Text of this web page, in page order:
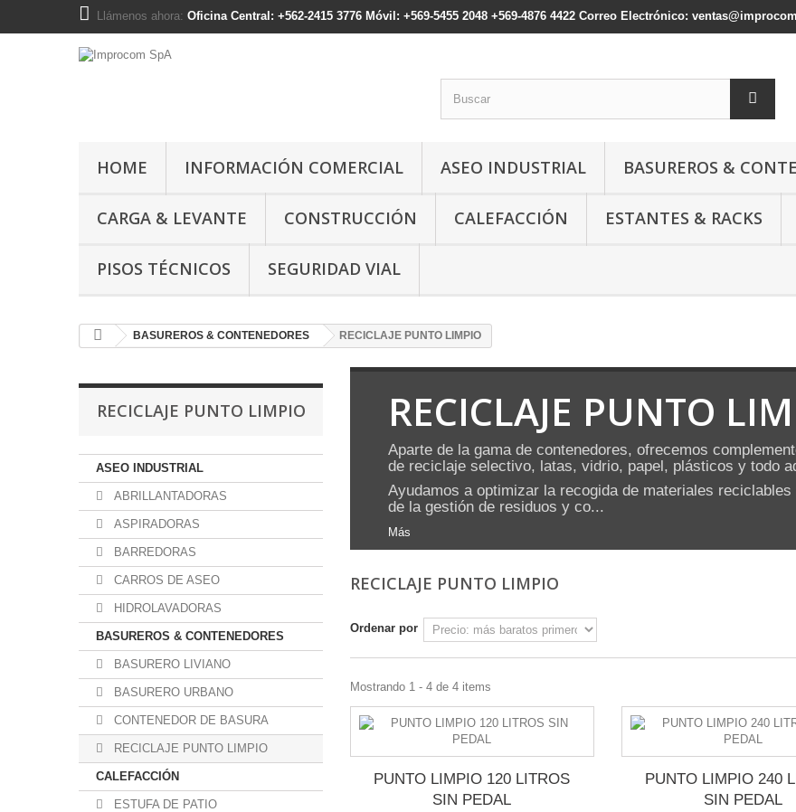
Llámenos ahora: Oficina Central: +562-2415 3776 Móvil: +569-5455 2048 +569-4876 4422 Correo Electrónico:
HOME INFORMACIÓN COMERCIAL ASEO INDUSTRIAL BASUREROS &
CARGA & LEVANTE CONSTRUCCIÓN CALEFACCIÓN ESTANTES & RACKS
PISOS TÉCNICOS SEGURIDAD VIAL
BASUREROS & CONTENEDORES RECICLAJE PUNTO LIMPIO
RECICLAJE PUNTO LIMPIO
ASEO INDUSTRIAL
ABRILLANTADORAS
ASPIRADORAS
BARREDORAS
CARROS DE ASEO
HIDROLAVADORAS
BASUREROS & CONTENEDORES
BASURERO LIVIANO
BASURERO URBANO
CONTENEDOR DE BASURA
RECICLAJE PUNTO LIMPIO
CALEFACCIÓN
ESTUFA DE PATIO
RECICLAJE PUNTO
Aparte de la gama de contenedores, ofrecemos
de reciclaje selectivo, latas, vidrio, papel, plásticos y todo
Ayudamos a optimizar la recogida de materiales
de la gestión de residuos y co...
Más
RECICLAJE PUNTO LIMPIO
Ordenar por
Mostrando 1 - 4 de 4 items
PUNTO LIMPIO 120 LITROS
SIN PEDAL
PUNTO LIMPIO 240
SIN PEDAL